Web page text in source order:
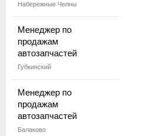
Набережные Челны
Менеджер по
продажам
автозапчастей
Губкинский
Менеджер по
продажам
автозапчастей
Балаково